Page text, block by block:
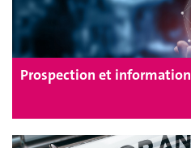
Prospection et information